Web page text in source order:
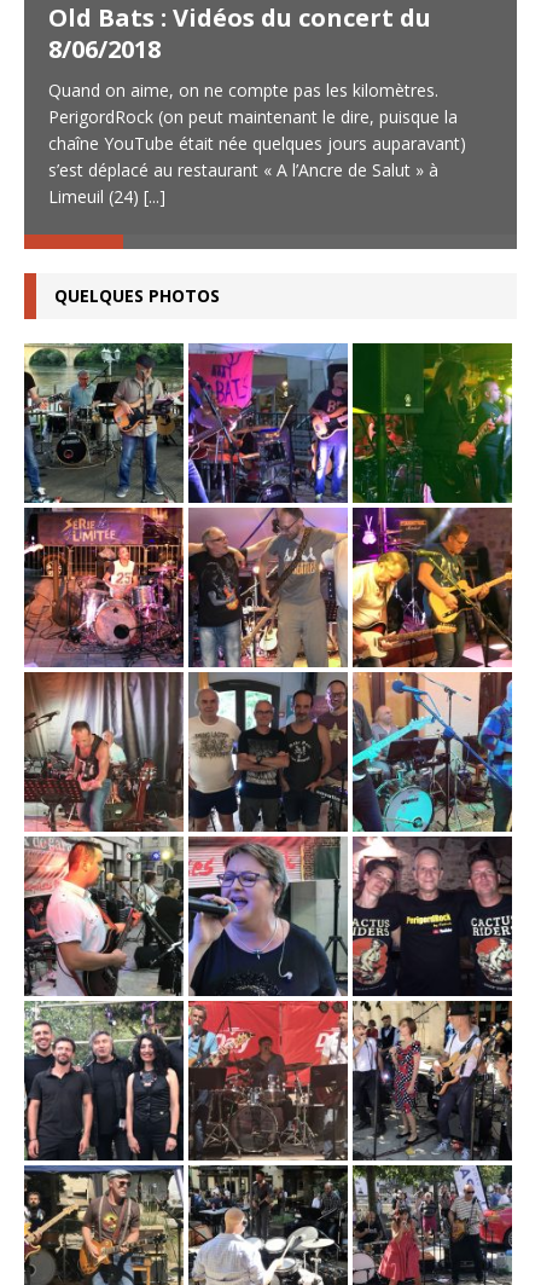
Old Bats : Vidéos du concert du
8/06/2018
Quand on aime, on ne compte pas les kilomètres.
PerigordRock (on peut maintenant le dire, puisque la
chaîne YouTube était née quelques jours auparavant)
s’est déplacé au restaurant « A l’Ancre de Salut » à
Limeuil (24) [...]
QUELQUES PHOTOS